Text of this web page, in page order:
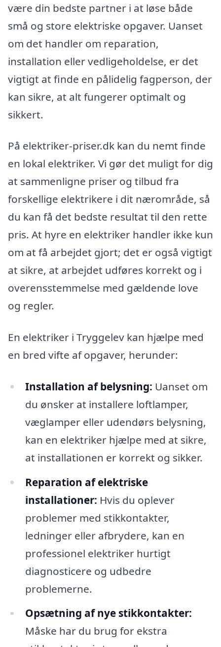
være din bedste partner i at løse både
små og store elektriske opgaver. Uanset
om det handler om reparation,
installation eller vedligeholdelse, er det
vigtigt at finde en pålidelig fagperson, der
kan sikre, at alt fungerer optimalt og
sikkert.
På elektriker-priser.dk kan du nemt finde
en lokal elektriker. Vi gør det muligt for dig
at sammenligne priser og tilbud fra
forskellige elektrikere i dit nærområde, så
du kan få det bedste resultat til den rette
pris. At hyre en elektriker handler ikke kun
om at få arbejdet gjort; det er også vigtigt
at sikre, at arbejdet udføres korrekt og i
overensstemmelse med gældende love
og regler.
En elektriker i Tryggelev kan hjælpe med
en bred vifte af opgaver, herunder:
Installation af belysning: Uanset om
du ønsker at installere loftlamper,
væglamper eller udendørs belysning,
kan en elektriker hjælpe med at sikre,
at installationen er korrekt og sikker.
Reparation af elektriske
installationer: Hvis du oplever
problemer med stikkontakter,
ledninger eller afbrydere, kan en
professionel elektriker hurtigt
diagnosticere og udbedre
problemerne.
Opsætning af nye stikkontakter:
Måske har du brug for ekstra